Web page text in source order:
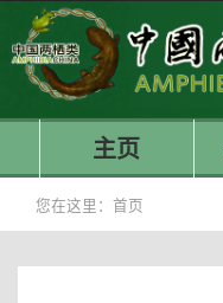
主页
您在这里： 首页